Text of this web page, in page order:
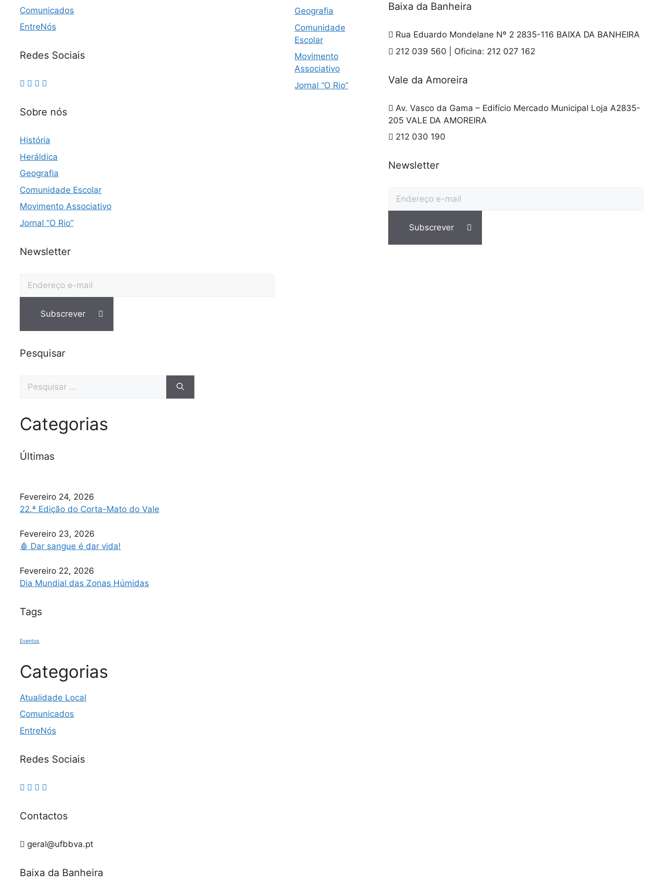
Comunicados
EntreNós
Redes Sociais
Sobre nós
História
Heráldica
Geografia
Comunidade Escolar
Movimento Associativo
Jornal “O Rio”
Newsletter
Pesquisar
por:
Categorias
Últimas
Fevereiro 24, 2026
22.ª Edição do Corta-Mato do Vale
Fevereiro 23, 2026
🩸 Dar sangue é dar vida!
Fevereiro 22, 2026
Dia Mundial das Zonas Húmidas
Tags
Eventos
Categorias
Atualidade Local
Comunicados
EntreNós
Redes Sociais
Contactos
geral@ufbbva.pt
Baixa da Banheira
Geografia
Comunidade
Escolar
Movimento
Associativo
Jornal “O Rio”
Baixa da Banheira
Rua Eduardo Mondelane Nº 2 2835-116 BAIXA DA BANHEIRA
212 039 560 | Oficina: 212 027 162
Vale da Amoreira
Av. Vasco da Gama – Edifício Mercado Municipal Loja A2835-
205 VALE DA AMOREIRA
212 030 190
Newsletter